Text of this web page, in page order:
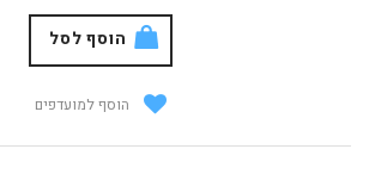
הוסף לסל
הוסף למועדפים